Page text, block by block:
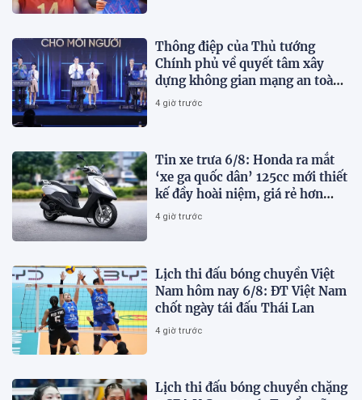
Thông điệp của Thủ tướng
Chính phủ về quyết tâm xây
dựng không gian mạng an toàn,
tin cậy và nhân văn
4 giờ trước
Tin xe trưa 6/8: Honda ra mắt
‘xe ga quốc dân’ 125cc mới thiết
kế đầy hoài niệm, giá rẻ hơn
Vision và SH Mode
4 giờ trước
Lịch thi đấu bóng chuyền Việt
Nam hôm nay 6/8: ĐT Việt Nam
chốt ngày tái đấu Thái Lan
4 giờ trước
Lịch thi đấu bóng chuyền chặng